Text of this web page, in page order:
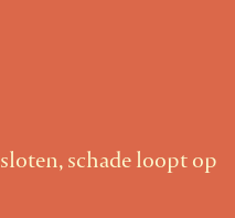
schade loopt op